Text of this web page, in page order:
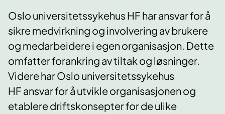
Oslo universitetssykehus HF har ansvar for å
sikre medvirkning og involvering av brukere
og medarbeidere i egen organisasjon. Dette
omfatter forankring av tiltak og løsninger.
Videre har Oslo universitetssykehus
HF ansvar for å utvikle organisasjonen og
etablere driftskonsepter for de ulike